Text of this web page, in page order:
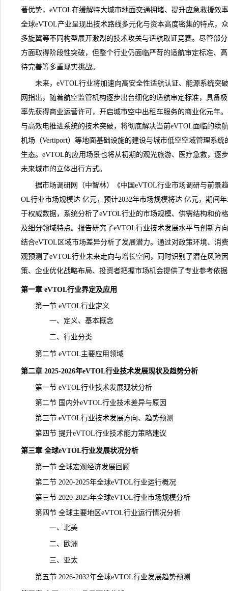
著优势，eVTOL在缓解特大城市地面交通拥堵、提升应急救援效
全球eVTOL产业呈现出技术路线多元化与资本高度密集的特点，
多旋翼等不同构型展开激烈的技术攻关与适航取证竞赛。尽管部
方面取得阶段性突破，但整个行业仍面临严苛的适航审定标准、
待完善等多重现实挑战。
未来，eVTOL行业将加速向高安全性适航认证、能源系统突
网 指出，随着航空监管机构逐步出台细化的适航审定标准，具备
率先获得商业运营许可，开启城市空中出租车服务的商业化元年
与高效电推进系统的技术突破，将彻底解决当前eVTOL面临的续
机场（Vertiport）等地面基础设施的建设与城市低空空域管理系
生态。eVTOL的应用场景也将从初期的观光旅游、医疗急救，逐
未来城市的立体出行方式。
据市场调研网（中智林）《中国eVTOL行业市场调研与前景
OL行业市场规模达 亿元，预计2032年市场规模将达 亿元，期间
于权威数据，系统分析了eVTOL行业的市场规模、供需结构和价
及细分领域特点。报告研究了eVTOL行业技术发展水平与创新方
结合eVTOL区域市场差异分析了发展潜力。通过对政策环境、消
观预测了eVTOL行业未来走向与增长空间，同时识别了潜在风险
策、企业优化战略布局、投资者把握市场机会提供了专业参考依
第一章 eVTOL行业界定及应用
第一节 eVTOL行业定义
一、定义、基本概念
二、行业分类
第二节 eVTOL主要应用领域
第二章 2025-2026年eVTOL行业技术发展现状及趋势分析
第一节 eVTOL行业技术发展现状分析
第二节 国内外eVTOL行业技术差异与原因
第三节 eVTOL行业技术发展方向、趋势预测
第四节 提升eVTOL行业技术能力策略建议
第三章 全球eVTOL行业发展状况分析
第一节 全球宏观经济发展回顾
第二节 2020-2025年全球eVTOL行业运行概况
第三节 2020-2025年全球eVTOL行业市场规模分析
第四节 全球主要地区eVTOL行业运行情况分析
一、北美
二、欧洲
三、亚太
第五节 2026-2032年全球eVTOL行业发展趋势预测